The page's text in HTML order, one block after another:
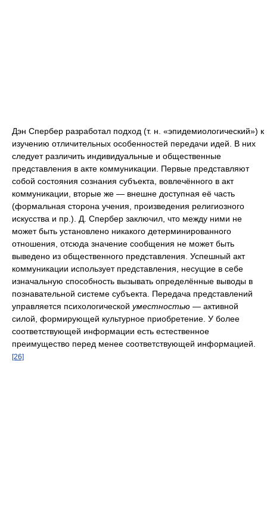
Дэн Спербер разработал подход (т. н. «эпидемиологический») к
изучению отличительных особенностей передачи идей. В них
следует различить индивидуальные и общественные
представления в акте коммуникации. Первые представляют
собой состояния сознания субъекта, вовлечённого в акт
коммуникации, вторые же — внешне доступная её часть
(формальная сторона учения, произведения религиозного
искусства и пр.). Д. Спербер заключил, что между ними не
может быть установлено никакого детерминированного
отношения, отсюда значение сообщения не может быть
выведено из общественного представления. Успешный акт
коммуникации использует представления, несущие в себе
изначальную способность вызывать определённые выводы в
познавательной системе субъекта. Передача представлений
управляется психологической уместностью — активной
силой, формирующей культурное приобретение. У более
соответствующей информации есть естественное
преимущество перед менее соответствующей информацией.
[26]